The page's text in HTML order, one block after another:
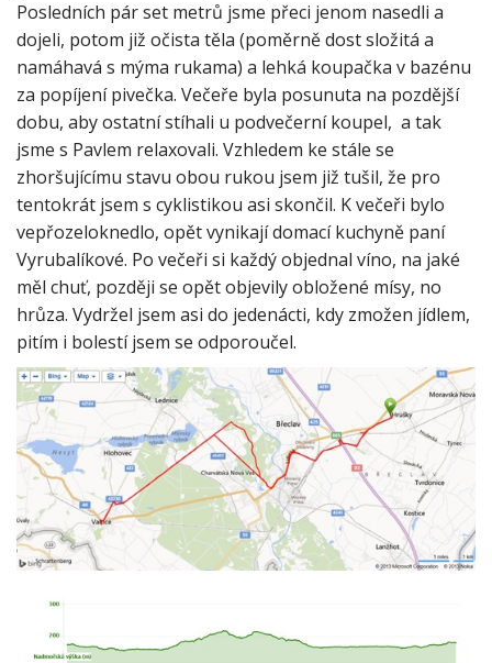
Posledních pár set metrů jsme přeci jenom nasedli a
dojeli, potom již očista těla (poměrně dost složitá a
namáhavá s mýma rukama) a lehká koupačka v bazénu
za popíjení pivečka. Večeře byla posunuta na pozdější
dobu, aby ostatní stíhali u podvečerní koupel, a tak
jsme s Pavlem relaxovali. Vzhledem ke stále se
zhoršujícímu stavu obou rukou jsem již tušil, že pro
tentokrát jsem s cyklistikou asi skončil. K večeři bylo
vepřozeloknedlo, opět vynikají domací kuchyně paní
Vyrubalíkové. Po večeři si každý objednal víno, na jaké
měl chuť, později se opět objevily obložené mísy, no
hrůza. Vydržel jsem asi do jedenácti, kdy zmožen jídlem,
pitím i bolestí jsem se odporoučel.